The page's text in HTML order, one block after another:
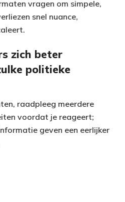
vragen om simpele,
snel nuance,
zich beter
politieke
raadpleeg meerdere
voordat je reageert;
geven een eerlijker